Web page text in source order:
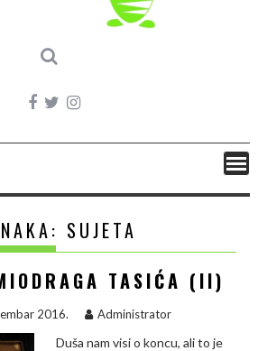
SUJETA
TASIĆA (II)
2016. Administrator
Duša nam visi o koncu, ali to je